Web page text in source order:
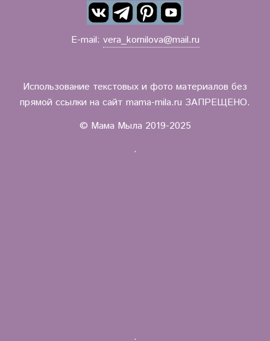
E-mail: vera_kornilova@mail.ru
Использование текстовых и фото материалов без
прямой ссылки на сайт mama-mila.ru ЗАПРЕЩЕНО.
© Мама Мыла 2019-2025
.
.